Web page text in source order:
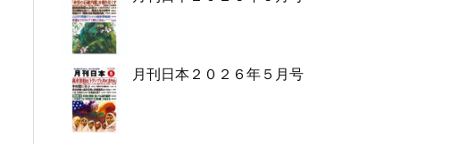
月刊日本２０２６年５月号